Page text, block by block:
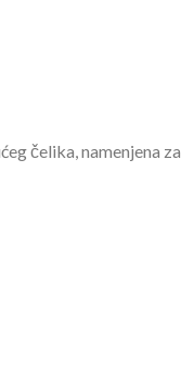
čelika, namenjena za